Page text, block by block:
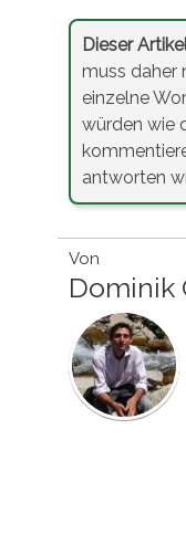
Dieser
muss daher
einzelne
würden wie
antworten
Von
Dominik